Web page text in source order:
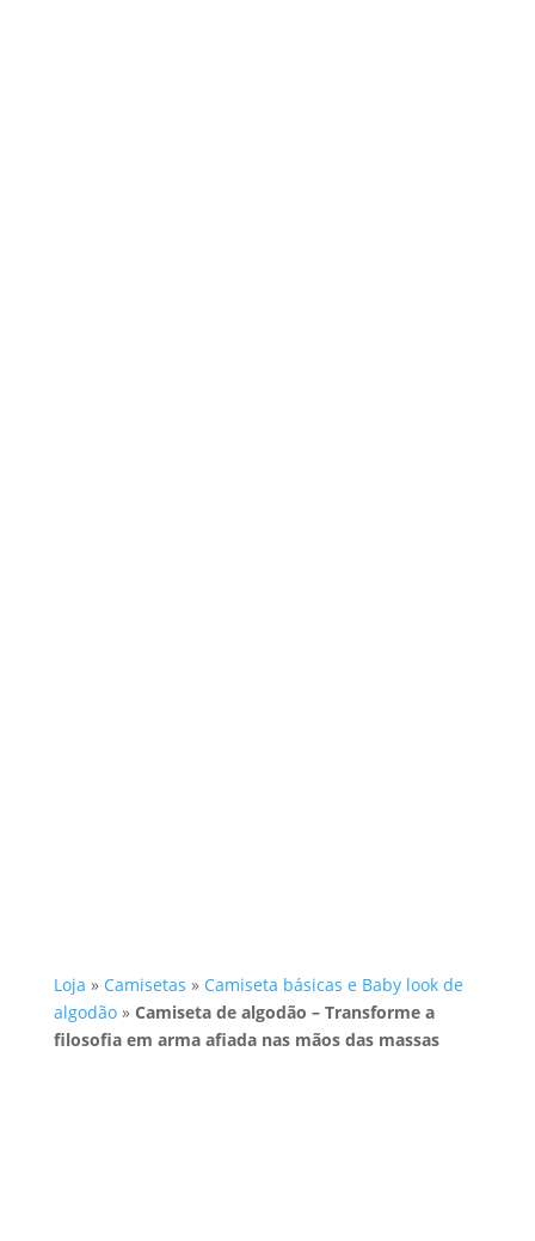
Loja » Camisetas » Camiseta básicas e Baby look de
algodão» Camiseta de algodão – Transforme a
filosofia em arma afiada nas mãos das massas